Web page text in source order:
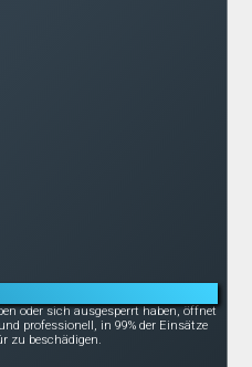
oder sich ausgesperrt haben, öffnet
professionell, in 99% der Einsätze
zu beschädigen.